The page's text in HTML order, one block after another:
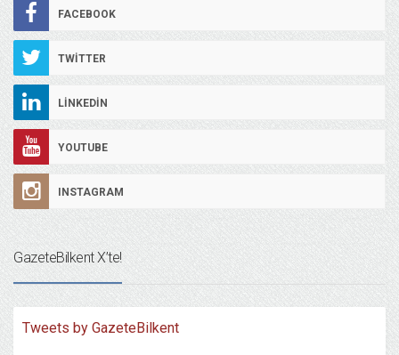
FACEBOOK
TWITTER
LINKEDIN
YOUTUBE
INSTAGRAM
GazeteBilkent X’te!
Tweets by GazeteBilkent